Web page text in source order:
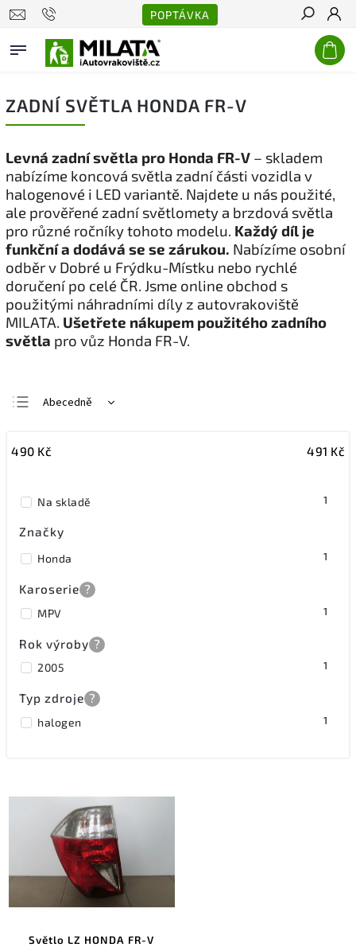
POPTÁVKA
Hledat
ZADNÍ SVĚTLA HONDA FR-V
Levná zadní světla pro Honda FR-V – skladem
nabízíme koncová světla zadní části vozidla v
halogenové i LED variantě. Najdete u nás použité,
ale prověřené zadní světlomety a brzdová světla
pro různé ročníky tohoto modelu. Každý díl je
funkční a dodává se se zárukou. Nabízíme osobní
odběr v Dobré u Frýdku-Místku nebo rychlé
doručení po celé ČR. Jsme online obchod s
použitými náhradními díly z autovrakoviště
MILATA. Ušetřete nákupem použitého zadního
světla pro vůz Honda FR-V.
Abecedně
Nejdražší
490 Kč 491 Kč
Na skladě 1
Značky
Honda 1
Karoserie ?
MPV 1
Rok výroby ?
2005 1
Typ zdroje ?
halogen 1
Světlo LZ HONDA FR-V